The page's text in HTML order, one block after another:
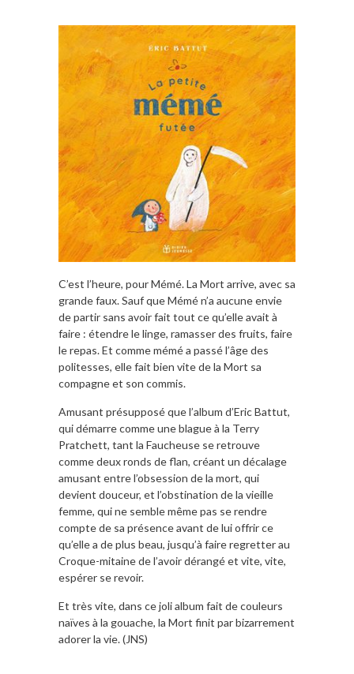
C’est l’heure, pour Mémé. La Mort arrive, avec sa
grande faux. Sauf que Mémé n’a aucune envie
de partir sans avoir fait tout ce qu’elle avait à
faire : étendre le linge, ramasser des fruits, faire
le repas. Et comme mémé a passé l’âge des
politesses, elle fait bien vite de la Mort sa
compagne et son commis.
Amusant présupposé que l’album d’Eric Battut,
qui démarre comme une blague à la Terry
Pratchett, tant la Faucheuse se retrouve
comme deux ronds de flan, créant un décalage
amusant entre l’obsession de la mort, qui
devient douceur, et l’obstination de la vieille
femme, qui ne semble même pas se rendre
compte de sa présence avant de lui offrir ce
qu’elle a de plus beau, jusqu’à faire regretter au
Croque-mitaine de l’avoir dérangé et vite, vite,
espérer se revoir.
Et très vite, dans ce joli album fait de couleurs
naïves à la gouache, la Mort finit par bizarrement
adorer la vie. (JNS)